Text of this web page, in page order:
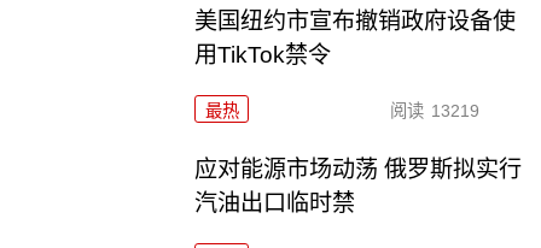
美国纽约市宣布撤销政府设备使
用TikTok禁令
最热 阅读 13219
应对能源市场动荡 俄罗斯拟实行
汽油出口临时禁